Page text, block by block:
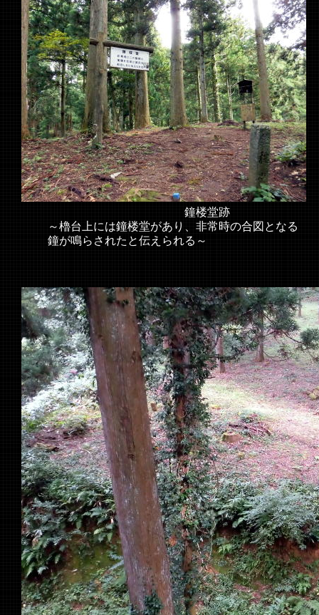
鐘楼堂跡
～櫓台上には鐘楼堂があり、非常時の合図となる
鐘が鳴らされたと伝えられる～